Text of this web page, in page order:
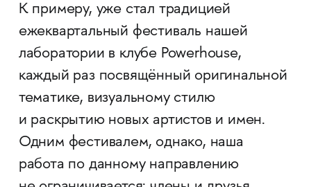
К примеру, уже стал традицией
ежеквартальный фестиваль нашей
лаборатории в клубе Powerhouse,
каждый раз посвящённый оригинальной
тематике, визуальному стилю
и раскрытию новых артистов и имен.
Одним фестивалем, однако, наша
работа по данному направлению